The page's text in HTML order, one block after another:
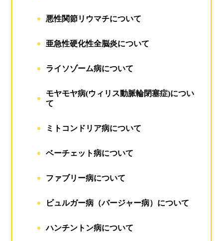
悪性関節リウマチについて
亜急性硬化性全脳炎について
ライソゾーム病について
モヤモヤ病(ウィリス動脈輪閉塞症)につい
て
ミトコンドリア病について
ベーチェット病について
ファブリー病について
ビュルガー病（バージャー病）について
ハンチントン病について